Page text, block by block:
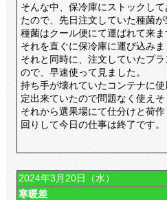
そんな中、保冷庫にストックし
たので、先日注文していた種菌が
種菌はクール便にて運ばれて来ま
それを直ぐに保冷庫に運び込みま
それと同時に、注文していたプ
ので、早速使って見ました。
持ち手が壊れていたコンテナに
定出来ていたので問題なく使えそ
それから選果場にて仕分けと荷
回りして今日の仕事は終了です。
2024年3月20日（水）
寒暖差